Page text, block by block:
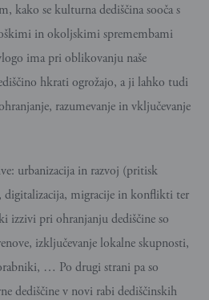
kako se kulturna dediščina sooča s
in okoljskimi spremembami
ima pri oblikovanju naše
hkrati ogrožajo, a ji lahko tudi
razumevanje in vključevanje
urbanizacija in razvoj (pritisk
digitalizacija, migracije in konflikti ter
izzivi pri ohranjanju dediščine so
izključevanje lokalne skupnosti,
… Po drugi strani pa so
dediščine v novi rabi dediščinskih